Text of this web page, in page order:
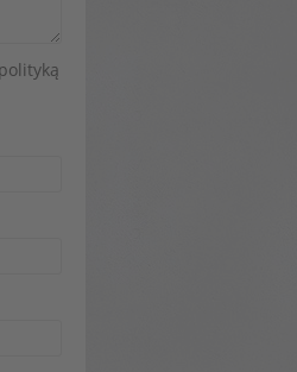
polityką